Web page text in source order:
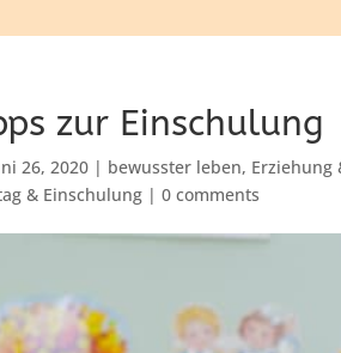
zur Einschulung
26, 2020 | bewusster leben, Erziehung
& Einschulung |0 comments